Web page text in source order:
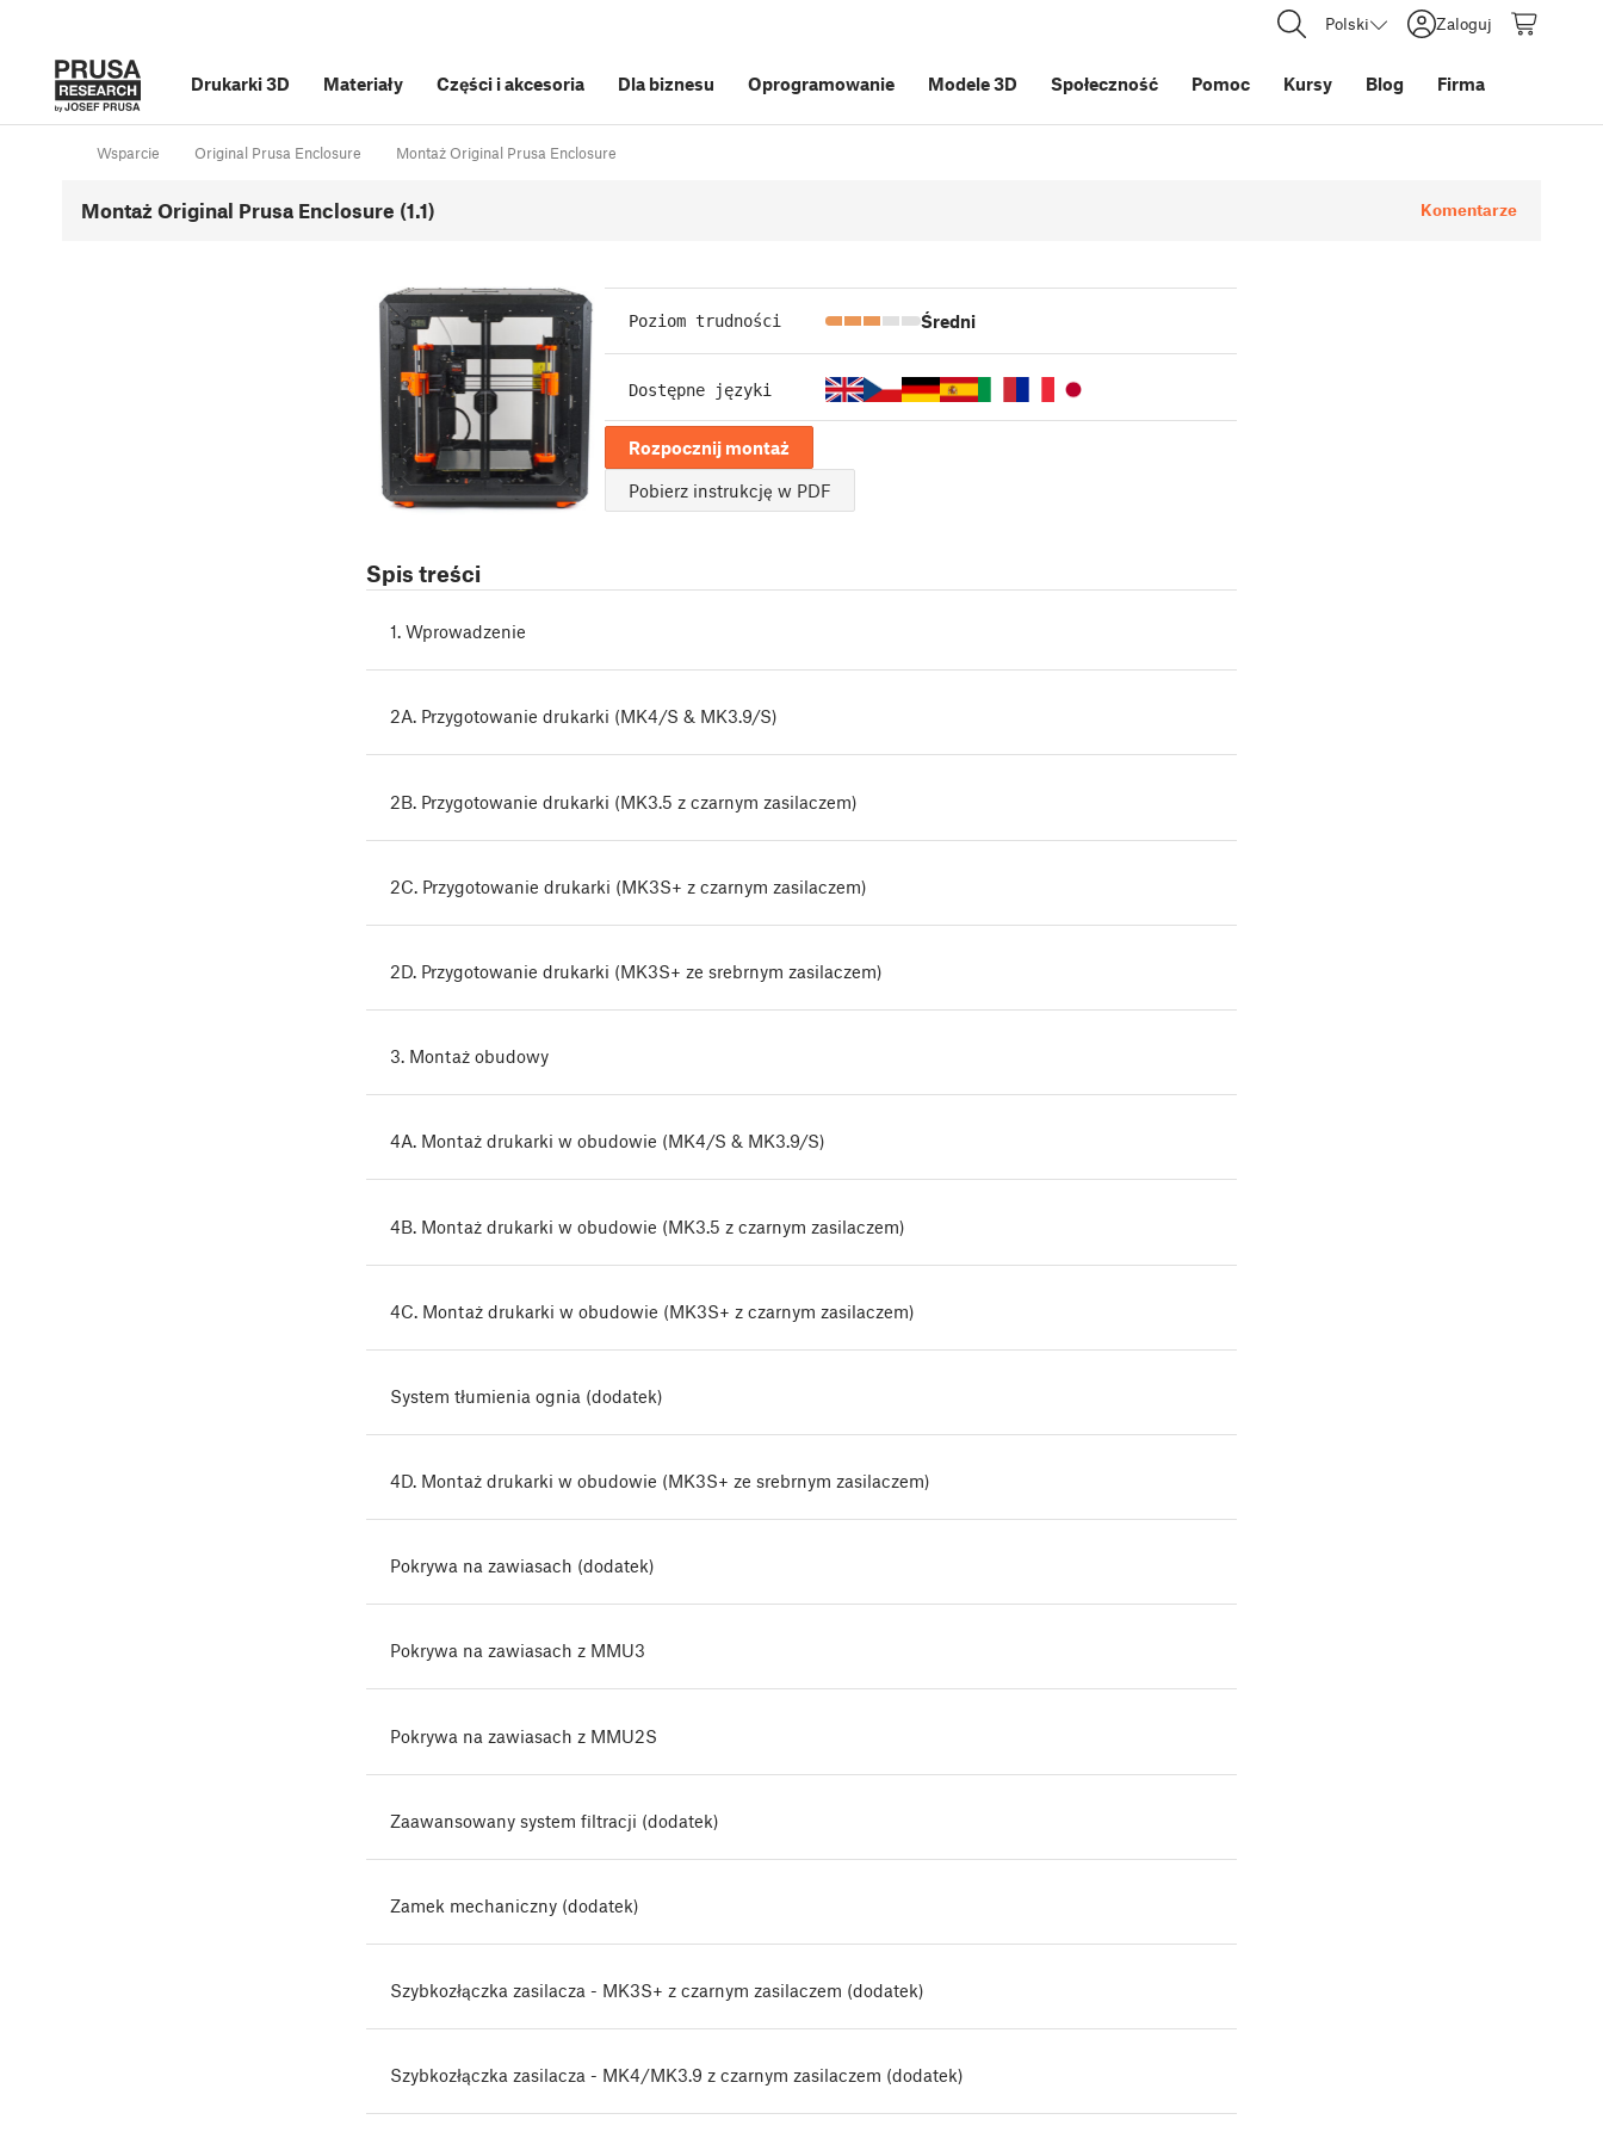
Polski Zaloguj
Drukarki 3D Materiały Części i akcesoria Dla biznesu Oprogramowanie Modele 3D Społeczność Pomoc Kursy Blog Firma
Wsparcie Original Prusa Enclosure Montaż Original Prusa Enclosure
Montaż Original Prusa Enclosure (1.1) Komentarze
Poziom trudności Średni
Dostępne języki
Rozpocznij montaż
Pobierz instrukcję w PDF
Spis treści
1. Wprowadzenie
2A. Przygotowanie drukarki (MK4/S & MK3.9/S)
2B. Przygotowanie drukarki (MK3.5 z czarnym zasilaczem)
2C. Przygotowanie drukarki (MK3S+ z czarnym zasilaczem)
2D. Przygotowanie drukarki (MK3S+ ze srebrnym zasilaczem)
3. Montaż obudowy
4A. Montaż drukarki w obudowie (MK4/S & MK3.9/S)
4B. Montaż drukarki w obudowie (MK3.5 z czarnym zasilaczem)
4C. Montaż drukarki w obudowie (MK3S+ z czarnym zasilaczem)
System tłumienia ognia (dodatek)
4D. Montaż drukarki w obudowie (MK3S+ ze srebrnym zasilaczem)
Pokrywa na zawiasach (dodatek)
Pokrywa na zawiasach z MMU3
Pokrywa na zawiasach z MMU2S
Zaawansowany system filtracji (dodatek)
Zamek mechaniczny (dodatek)
Szybkozłączka zasilacza - MK3S+ z czarnym zasilaczem (dodatek)
Szybkozłączka zasilacza - MK4/MK3.9 z czarnym zasilaczem (dodatek)